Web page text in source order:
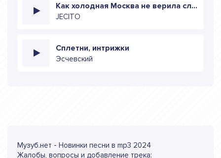
Как холодная Москва не верила слезам
JECITO
Сплетни, интрижки
Эсчевский
Музуб.нет - Новинки песни в mp3 2024
Жалобы, вопросы и добавление трека: